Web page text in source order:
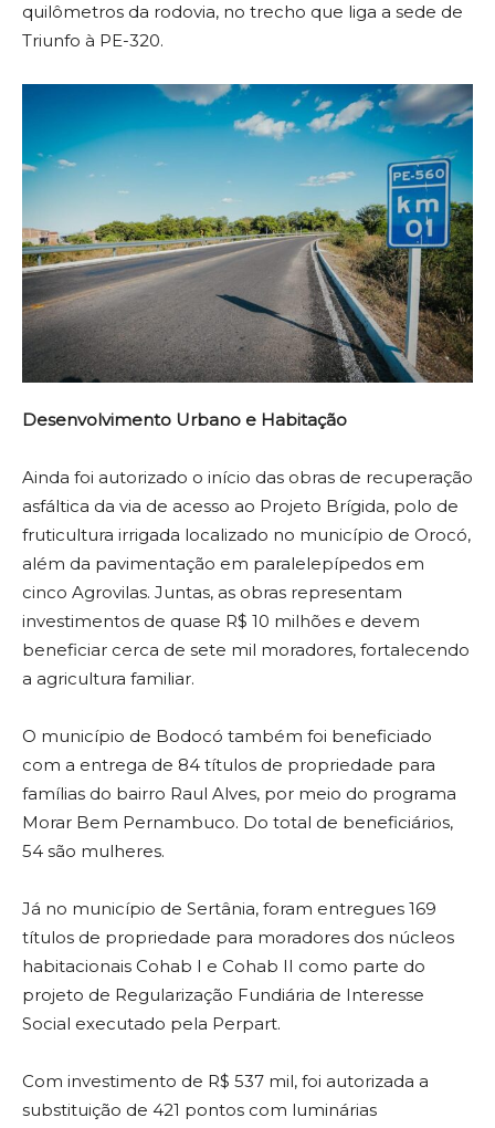
quilômetros da rodovia, no trecho que liga a sede de
Triunfo à PE-320.
Desenvolvimento Urbano e Habitação
Ainda foi autorizado o início das obras de recuperação
asfáltica da via de acesso ao Projeto Brígida, polo de
fruticultura irrigada localizado no município de Orocó,
além da pavimentação em paralelepípedos em
cinco Agrovilas. Juntas, as obras representam
investimentos de quase R$ 10 milhões e devem
beneficiar cerca de sete mil moradores, fortalecendo
a agricultura familiar.
O município de Bodocó também foi beneficiado
com a entrega de 84 títulos de propriedade para
famílias do bairro Raul Alves, por meio do programa
Morar Bem Pernambuco. Do total de beneficiários,
54 são mulheres.
Já no município de Sertânia, foram entregues 169
títulos de propriedade para moradores dos núcleos
habitacionais Cohab I e Cohab II como parte do
projeto de Regularização Fundiária de Interesse
Social executado pela Perpart.
Com investimento de R$ 537 mil, foi autorizada a
substituição de 421 pontos com luminárias